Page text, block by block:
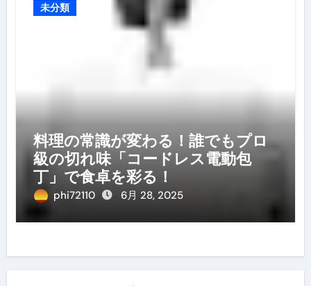
未分類
料理の常識が変わる！誰でもプロ
級の切れ味「コードレス電動包
丁」で食卓を彩る！
phi72110 6月 28, 2025